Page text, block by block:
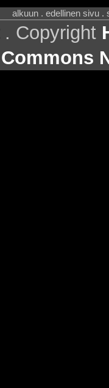
alkuun . edellinen sivu .
. Copyright
Commons